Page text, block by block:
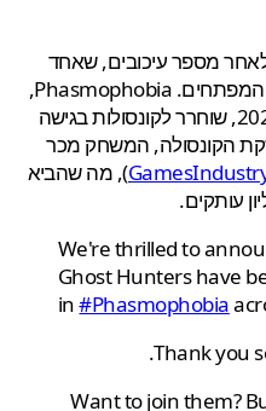
מספר עיכובים, שאחד
מהם נבע בעיקר משריפה במשרד המפתחים. Phasmophobia,
בתחילה לצאת באוגוסט 2023, שוחרר לקונסולות בגישה
הקונסולה, המשחק מכר
), מה שהביא
We're thrilled to
Ghost Hunters
in
Thank
Want to join